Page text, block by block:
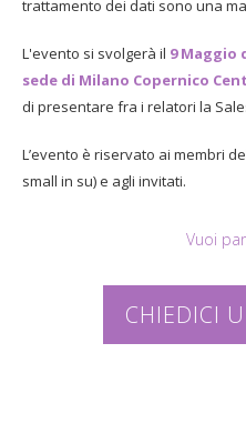
trattamento dei dati sono una
L'evento si svolgerà il 9 Maggio
sede di Milano Copernico
di presentare fra i relatori la
L’evento è riservato ai membri
small in su) e agli invitati.
Vuoi
CHIEDICI